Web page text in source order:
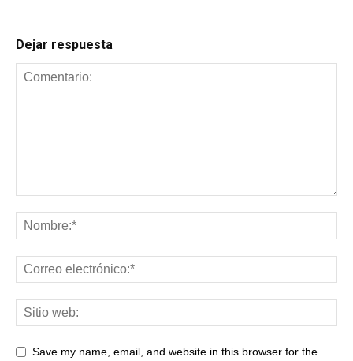
Dejar respuesta
Save my name, email, and website in this browser for the